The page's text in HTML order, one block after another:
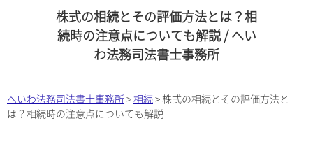
株式の相続とその評価方法とは？相
続時の注意点についても解説 / へい
わ法務司法書士事務所
へいわ法務司法書士事務所>相続>株式の相続とその評価方法と
は？相続時の注意点についても解説